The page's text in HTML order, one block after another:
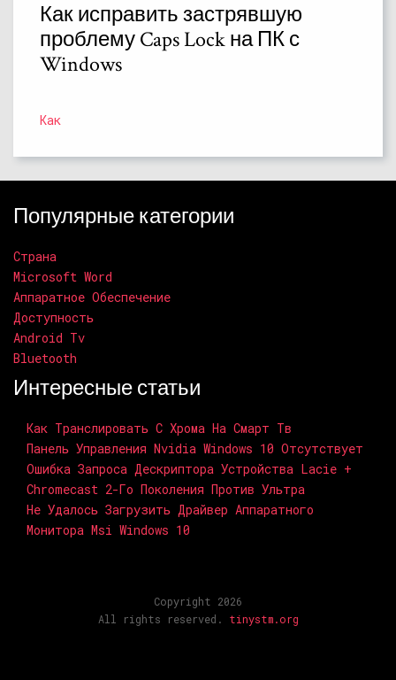
Как исправить застрявшую
проблему Caps Lock на ПК с
Windows
Как
Популярные категории
Страна
Microsoft Word
Аппаратное Обеспечение
Доступность
Android Tv
Bluetooth
Интересные статьи
Как Транслировать С Хрома На Смарт Тв
Панель Управления Nvidia Windows 10 Отсутствует
Ошибка Запроса Дескриптора Устройства Lacie +
Chromecast 2-Го Поколения Против Ультра
Не Удалось Загрузить Драйвер Аппаратного
Монитора Msi Windows 10
Copyright 2026
All rights reserved. tinystm.org